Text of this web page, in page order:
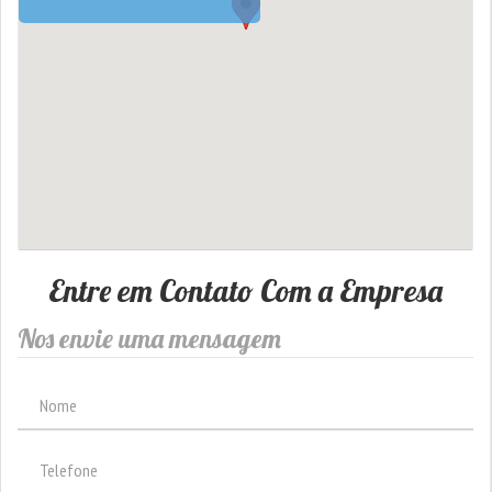
Entre em Contato Com a Empresa
Nos envie uma mensagem